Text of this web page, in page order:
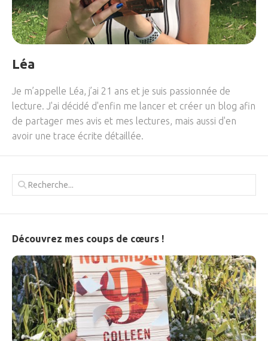
Léa
Je m’appelle Léa, j’ai 21 ans et je suis passionnée de
lecture. J'ai décidé d'enfin me lancer et créer un blog afin
de partager mes avis et mes lectures, mais aussi d'en
avoir une trace écrite détaillée.
Découvrez mes coups de cœurs !